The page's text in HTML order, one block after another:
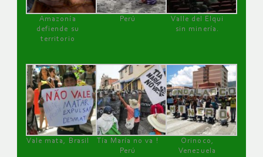
Amazonía
defiende su
territorio
Perú
Valle del Elqui
sin minería.
Vale mata, Brasil
Tía María no va !
Perú
Orinoco,
Venezuela